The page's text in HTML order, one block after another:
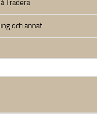
Tradera
och annat